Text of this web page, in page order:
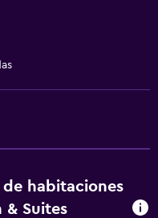
de habitaciones
& Suites